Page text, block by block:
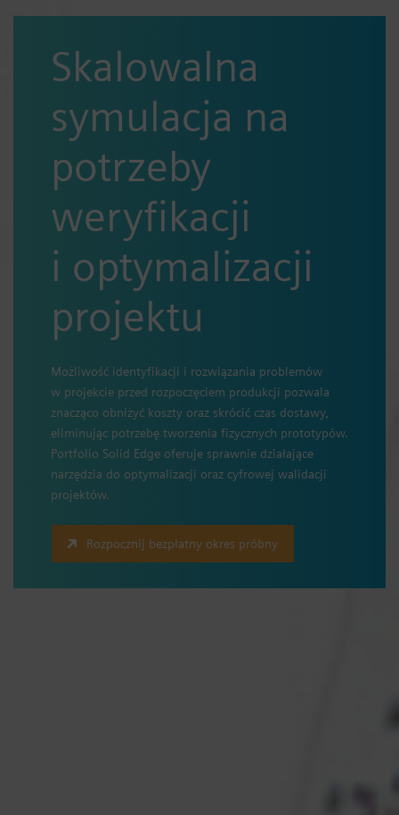
Skalowalna
symulacja na
potrzeby
weryfikacji
i optymalizacji
projektu
Możliwość identyfikacji i rozwiązania problemów
w projekcie przed rozpoczęciem produkcji pozwala
znacząco obniżyć koszty oraz skrócić czas dostawy,
eliminując potrzebę tworzenia fizycznych prototypów.
Portfolio Solid Edge oferuje sprawnie działające
narzędzia do optymalizacji oraz cyfrowej walidacji
projektów.
Rozpocznij bezpłatny okres próbny